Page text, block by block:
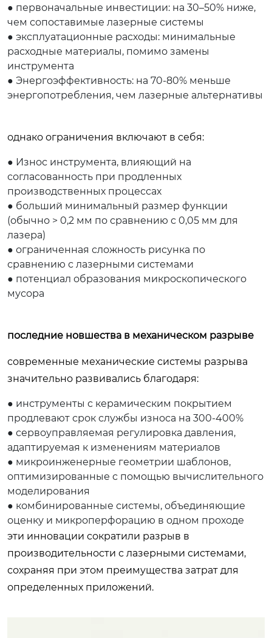
● первоначальные инвестиции: на 30–50% ниже,
чем сопоставимые лазерные системы
● эксплуатационные расходы: минимальные
расходные материалы, помимо замены
инструмента
● Энергоэффективность: на 70-80% меньше
энергопотребления, чем лазерные альтернативы
однако ограничения включают в себя:
● Износ инструмента, влияющий на
согласованность при продленных
производственных процессах
● больший минимальный размер функции
(обычно > 0,2 мм по сравнению с 0,05 мм для
лазера)
● ограниченная сложность рисунка по
сравнению с лазерными системами
● потенциал образования микроскопического
мусора
последние новшества в механическом разрыве
современные механические системы разрыва
значительно развивались благодаря:
● инструменты с керамическим покрытием
продлевают срок службы износа на 300-400%
● сервоуправляемая регулировка давления,
адаптируемая к изменениям материалов
● микроинженерные геометрии шаблонов,
оптимизированные с помощью вычислительного
моделирования
● комбинированные системы, объединяющие
оценку и микроперфорацию в одном проходе
эти инновации сократили разрыв в
производительности с лазерными системами,
сохраняя при этом преимущества затрат для
определенных приложений.